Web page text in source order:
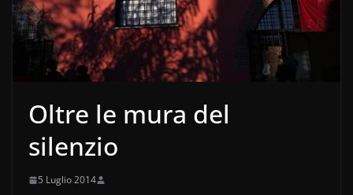
Oltre le mura del
silenzio
5 Luglio 2014